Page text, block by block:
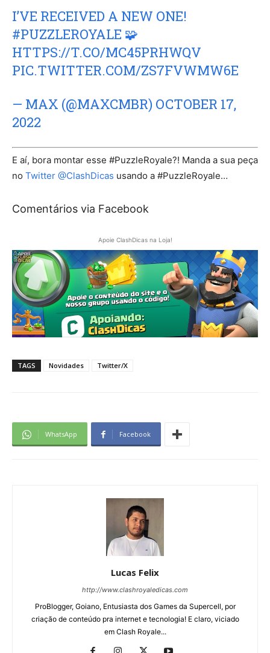
I’VE RECEIVED A NEW ONE!
#PUZZLEROYALE 🧩
HTTPS://T.CO/MC45PRHWQV
PIC.TWITTER.COM/ZS7FVWMW6E
— MAX (@MAXCMBR) OCTOBER 17,
2022
E aí, bora montar esse #PuzzleRoyale?! Manda a sua peça
no Twitter @ClashDicas usando a #PuzzleRoyale…
Comentários via Facebook
Apoie ClashDicas na Loja!
TAGS Novidades Twitter/X
WhatsApp Facebook
Lucas Felix
http://www.clashroyaledicas.com
ProBlogger, Goiano, Entusiasta dos Games da Supercell, por
criação de conteúdo pra internet e tecnologia! E claro, viciado
em Clash Royale...